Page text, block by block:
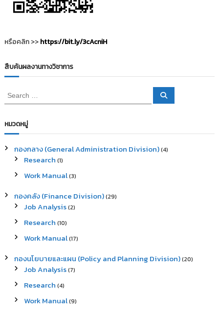
มู
ล
า
วิ
จั
หรือคลิก >>https://bit.ly/3cAcniH
สืบค้นผลงานทางวิชาการ
e
r
c
f
S
หมวดหมู่
กองกลาง (General Administration Division)(4)
Research (1)
Work Manual(3)
กองคลัง (Finance Division)(29)
Job Analysis(2)
Research (10)
Work Manual(17)
กองนโยบายและแผน (Policy and Planning Division)(20)
Job Analysis(7)
Research (4)
Work Manual(9)